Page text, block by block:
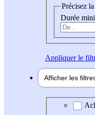
Précisez
Durée
Appliquerle
Afficher les
Domaine